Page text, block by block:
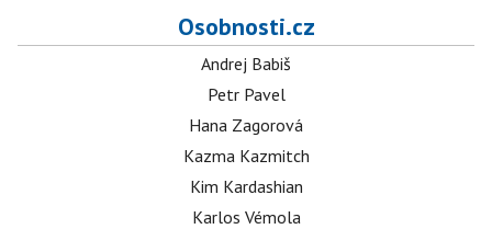
Osobnosti.cz
Andrej Babiš
Petr Pavel
Hana Zagorová
Kazma Kazmitch
Kim Kardashian
Karlos Vémola